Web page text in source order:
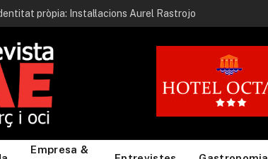
pròpia: Instal·lacions Aurel Rastrojo
Empresa &